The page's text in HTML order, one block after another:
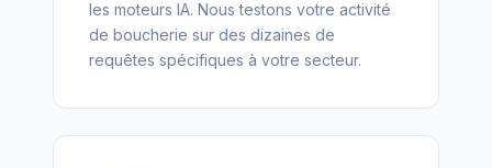
les moteurs IA. Nous testons votre activité
de boucherie sur des dizaines de
requêtes spécifiques à votre secteur.